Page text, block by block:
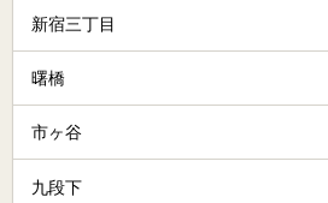
新宿三丁目
曙橋
市ヶ谷
九段下